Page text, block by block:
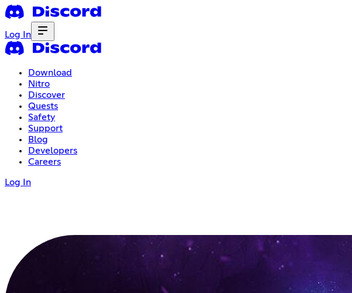
Log In
Download
Nitro
Discover
Quests
Safety
Support
Blog
Developers
Careers
Log In